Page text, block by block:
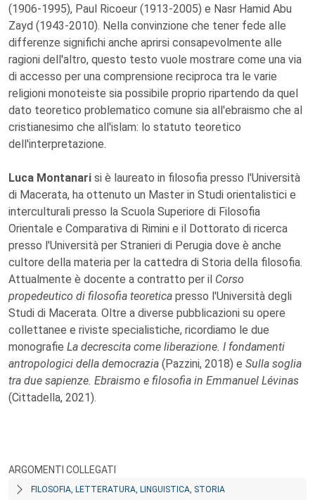
(1906-1995), Paul Ricoeur (1913-2005) e Nasr Hamid Abu
Zayd (1943-2010). Nella convinzione che tener fede alle
differenze significhi anche aprirsi consapevolmente alle
ragioni dell'altro, questo testo vuole mostrare come una via
di accesso per una comprensione reciproca tra le varie
religioni monoteiste sia possibile proprio ripartendo da quel
dato teoretico problematico comune sia all'ebraismo che al
cristianesimo che all'islam: lo statuto teoretico
dell'interpretazione.
Luca Montanari si è laureato in filosofia presso l'Università
di Macerata, ha ottenuto un Master in Studi orientalistici e
interculturali presso la Scuola Superiore di Filosofia
Orientale e Comparativa di Rimini e il Dottorato di ricerca
presso l'Università per Stranieri di Perugia dove è anche
cultore della materia per la cattedra di Storia della filosofia.
Attualmente è docente a contratto per il Corso
propedeutico di filosofia teoretica presso l'Università degli
Studi di Macerata. Oltre a diverse pubblicazioni su opere
collettanee e riviste specialistiche, ricordiamo le due
monografie La decrescita come liberazione. I fondamenti
antropologici della democrazia (Pazzini, 2018) e Sulla soglia
tra due sapienze. Ebraismo e filosofia in Emmanuel Lévinas
(Cittadella, 2021).
ARGOMENTI COLLEGATI
FILOSOFIA, LETTERATURA, LINGUISTICA, STORIA